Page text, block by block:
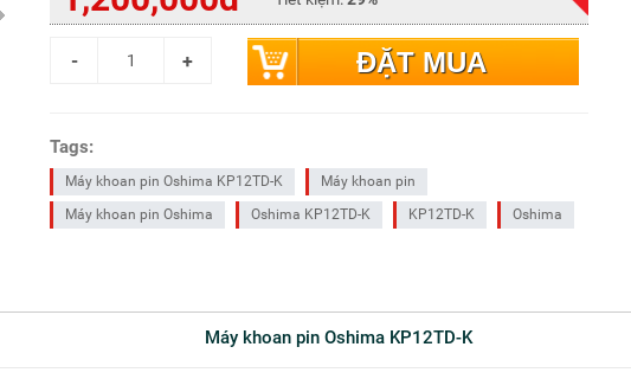
ĐẶT MUA
Tags:
Máy khoan pin Oshima KP12TD-K
Máy khoan pin
Máy khoan pin Oshima
Oshima KP12TD-K KP12TD-K Oshima
Máy khoan pin Oshima KP12TD-K